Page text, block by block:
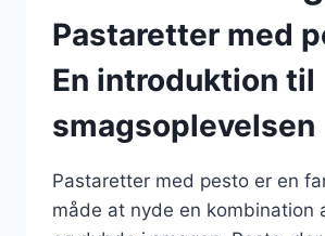
Pastaretter med
En introduktion til
smagsoplevelsen
Pastaretter med pesto er en
måde at nyde en kombination